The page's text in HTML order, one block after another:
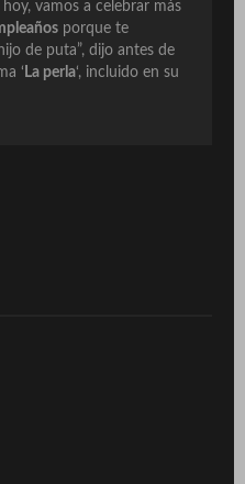
vamos a celebrar más
porque te
de puta”, dijo antes de
‘ La perla‘, incluido en su